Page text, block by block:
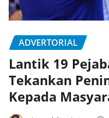
ADVERTORIAL
Lantik 19
Tekankan
Kepada